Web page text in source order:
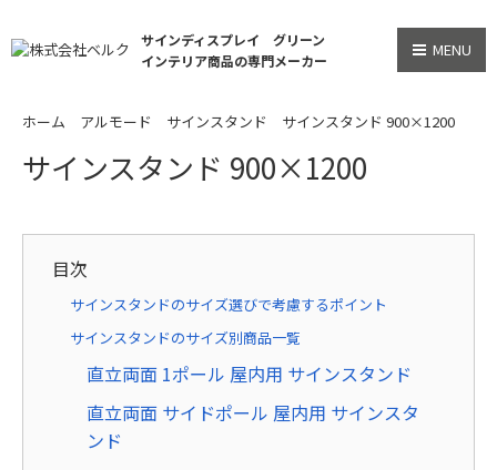
サインディスプレイ グリーン
インテリア商品の専門メーカー
MENU
ホーム アルモード サインスタンド サインスタンド 900×1200
サインスタンド 900×1200
目次
サインスタンドのサイズ選びで考慮するポイント
サインスタンドのサイズ別商品一覧
直立両面 1ポール 屋内用 サインスタンド
直立両面 サイドポール 屋内用 サインスタ
ンド